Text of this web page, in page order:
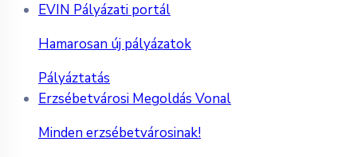
EVIN Pályázati portál
Hamarosan új pályázatok
Pályáztatás
Erzsébetvárosi Megoldás Vonal
Minden erzsébetvárosinak!